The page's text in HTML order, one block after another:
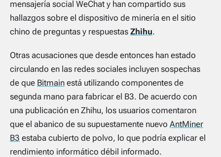
mensajería social WeChat y han compartido sus
hallazgos sobre el dispositivo de minería en el sitio
chino de preguntas y respuestas Zhihu.
Otras acusaciones que desde entonces han estado
circulando en las redes sociales incluyen sospechas
de que Bitmain está utilizando componentes de
segunda mano para fabricar el B3. De acuerdo con
una publicación en Zhihu, los usuarios comentaron
que el abanico de su supuestamente nuevo AntMiner
B3 estaba cubierto de polvo, lo que podría explicar el
rendimiento informático débil informado.